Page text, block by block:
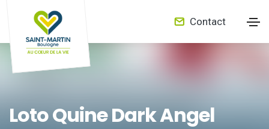
Contact
Loto Quine Dark Angel